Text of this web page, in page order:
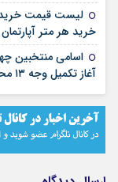
خرید هر متر
اسامی منتخبین
آغاز تکمیل وجه ۱۳ محصول با اعلام قیمت و زمان تحویل